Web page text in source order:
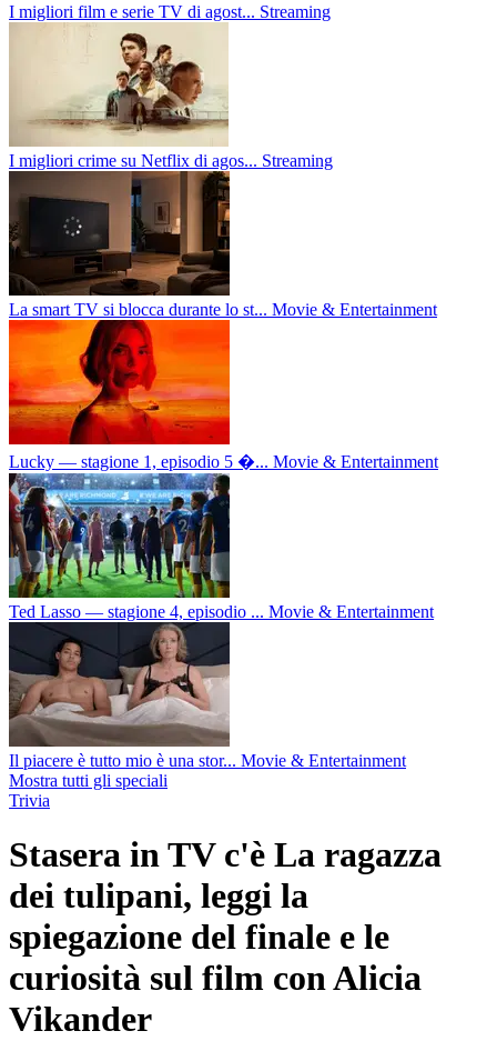
I migliori film e serie TV di agost... Streaming
I migliori crime su Netflix di agos... Streaming
La smart TV si blocca durante lo st... Movie & Entertainment
Lucky — stagione 1, episodio 5 �... Movie & Entertainment
Ted Lasso — stagione 4, episodio ... Movie & Entertainment
Il piacere è tutto mio è una stor... Movie & Entertainment
Mostra tutti gli speciali
Trivia
Stasera in TV c'è La ragazza
dei tulipani, leggi la
spiegazione del finale e le
curiosità sul film con Alicia
Vikander